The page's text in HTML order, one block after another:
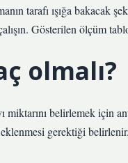
tarafı ışığa bakacak
Gösterilen ölçüm
olmalı?
belirlemek için
gerektiği